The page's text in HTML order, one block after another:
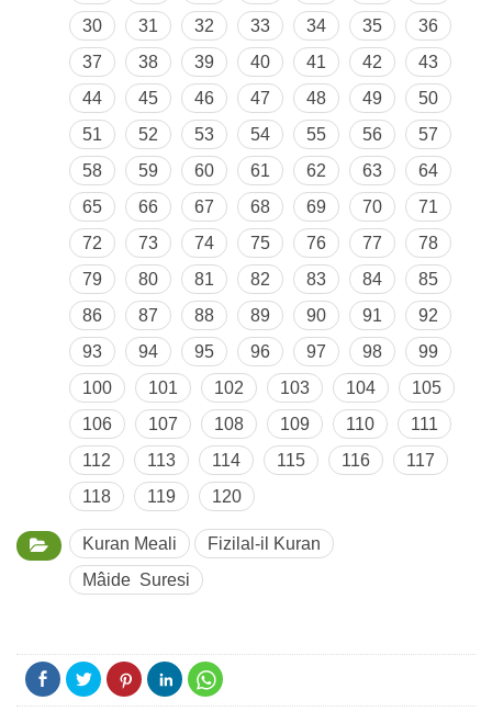
30
31 32 33 34 35
36
37
38 39 40 41 42
43
44
45 46 47 48 49
50
51
52 53 54 55 56
57
58
59 60 61 62 63
64
65
66 67 68 69 70
71
72
73 74 75 76 77
78
79
80 81 82 83 84
85
86
87 88 89 90 91
92
93
94 95 96 97 98
99
100
101 102 103 104
105
106
107 108 109 110
111
112
113 114 115 116
117
118
119 120
Kuran Meali
Fizilal-il Kuran
Mâide Suresi